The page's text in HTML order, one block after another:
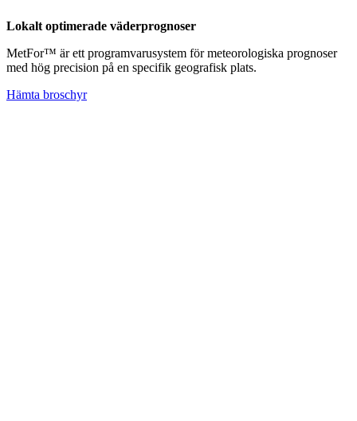
Lokalt optimerade väderprognoser
MetFor™ är ett programvarusystem för meteorologiska prognoser
med hög precision på en specifik geografisk plats.
Hämta broschyr